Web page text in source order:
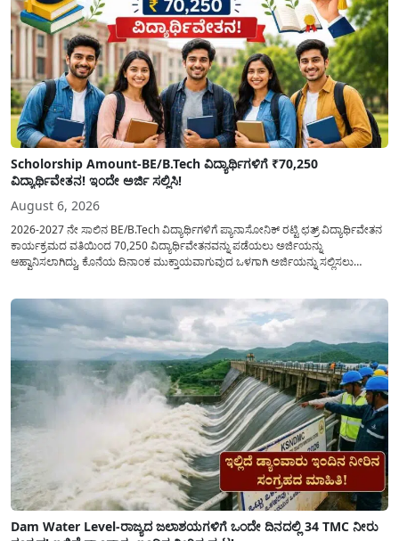
Scholorship Amount-BE/B.Tech ವಿದ್ಯಾರ್ಥಿಗಳಿಗೆ ₹70,250
ವಿದ್ಯಾರ್ಥಿವೇತನ! ಇಂದೇ ಅರ್ಜಿ ಸಲ್ಲಿಸಿ!
August 6, 2026
2026-2027 ನೇ ಸಾಲಿನ BE/B.Tech ವಿದ್ಯಾರ್ಥಿಗಳಿಗೆ ಪ್ಯಾನಾಸೋನಿಕ್ ರಟ್ಟಿ ಛತ್ರ್ ವಿದ್ಯಾರ್ಥಿವೇತನ
ಕಾರ್ಯಕ್ರಮದ ವತಿಯಿಂದ 70,250 ವಿದ್ಯಾರ್ಥಿವೇತನವನ್ನು ಪಡೆಯಲು ಅರ್ಜಿಯನ್ನು
ಆಹ್ವಾನಿಸಲಾಗಿದ್ದು, ಕೊನೆಯ ದಿನಾಂಕ ಮುಕ್ತಾಯವಾಗುವುದ ಒಳಗಾಗಿ ಅರ್ಜಿಯನ್ನು ಸಲ್ಲಿಸಲು
ಜಾರಿಗೆ...
Dam Water Level-ರಾಜ್ಯದ ಜಲಾಶಯಗಳಿಗೆ ಒಂದೇ ದಿನದಲ್ಲಿ 34 TMC ನೀರು